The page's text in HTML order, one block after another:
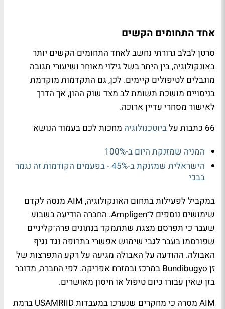
אחד התחומים הקשים
סרטן לבלב גרורתי נחשב לאחד התחומים הקשים יותר
באונקולוגיה, בין היתר בשל גילוי מאוחר ושיעורי תגובה
מוגבלים לטיפולים קיימים. לכן, גם התקדמות מוקדמת
בניסויים מושכת תשומת לב מצד שוק ההון, אך הדרך
לאישור מסחרי עדיין ארוכה.
66 כתבות על
ביוטכנולוגיה מחכות לכם בעמוד הנושא
המניה שמזנקת היום ב-100%
הישראלית שמזנקת ב-45% - בפעמים הקודמות זה נגמר
בבכי
במקביל לפעילות בתחום האונקולוגיה, AIM מנסה לקדם
שימושים נוספים ל־Ampligen. החברה הודיעה בשבוע
שעבר כי תפרסם מצגת שתתמקד בנתונים פרה־קליניים
שפורסמו בעבר לגבי שימוש אפשרי בתרופה נגד נגיף
האבולה. ההודעה על האבולה מגיעה על רקע התפרצות של
זן Bundibugyo במרכז ובמזרח אפריקה. לפי החברה, מדובר
בזן שאין עבורו כיום טיפול או חיסון מאושרים.
AIM מסרה כי מחקרים שנערכו במעבדות USAMRIID ברמת